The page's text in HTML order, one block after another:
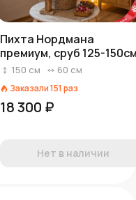
Пихта Нордмана
премиум, сруб 125-
150 см 60 см
Заказали151 раз
18 300 ₽
Нет в наличии